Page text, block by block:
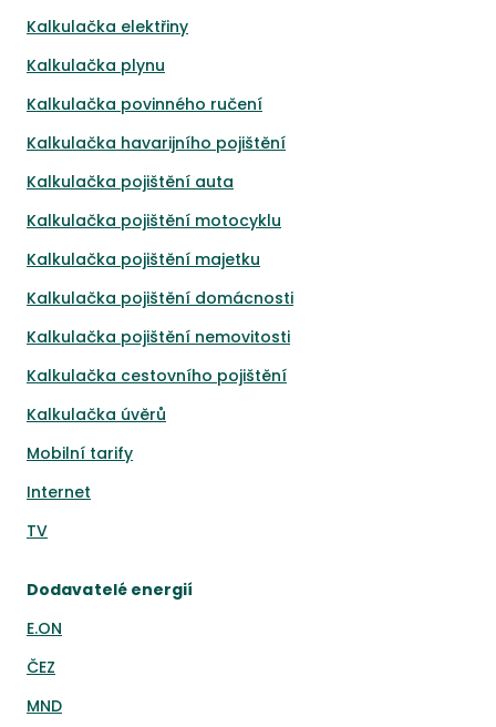
Kalkulačka elektřiny
Kalkulačka plynu
Kalkulačka povinného ručení
Kalkulačka havarijního pojištění
Kalkulačka pojištění auta
Kalkulačka pojištění motocyklu
Kalkulačka pojištění majetku
Kalkulačka pojištění domácnosti
Kalkulačka pojištění nemovitosti
Kalkulačka cestovního pojištění
Kalkulačka úvěrů
Mobilní tarify
Internet
TV
Dodavatelé energií
E.ON
ČEZ
MND